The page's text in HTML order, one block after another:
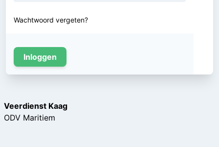
Wachtwoord vergeten?
Inloggen
Veerdienst Kaag
ODV Maritiem